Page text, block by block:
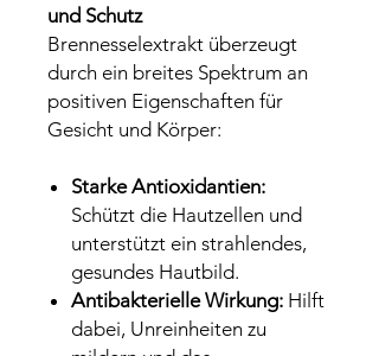
und Schutz
Brennesselextrakt überzeugt
durch ein breites Spektrum an
positiven Eigenschaften für
Gesicht und Körper:
Starke Antioxidantien:
Schützt die Hautzellen und
unterstützt ein strahlendes,
gesundes Hautbild.
Antibakterielle Wirkung: Hilft
dabei, Unreinheiten zu